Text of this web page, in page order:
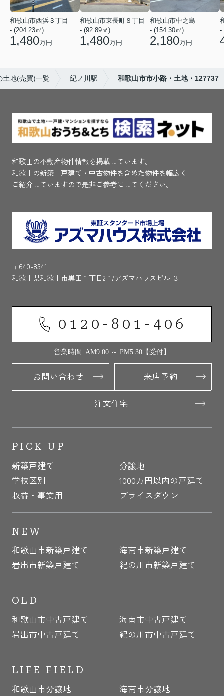
和歌山市西浜３丁目
- (204.23㎡)
1,480万円
和歌山市東長町８丁目
- (92.89㎡)
1,480万円
和歌山市中之島
- (154.30㎡)
2,180万円
-
土地(売買)一覧 紀ノ川駅 和歌山市市小路・土地・127737
和歌山の不動産物件情報を掲載しています。
和歌山の新築一戸建て・中古物件を含めた物件を幅広く
ご紹介していますので是非ご参考にしてください。
〒640-8341
和歌山県和歌山市黒田１丁目2-17アズマハウスビル ３F
0120-801-406
営業時間 AM9:00 ～ PM5:30【受付】
お問い合わせ 来店予約
注文住宅
PICK UP
新築戸建て
分譲地
学校区別
1000万円以内の戸建て
収益・事業用
プライスダウン
NEW
和歌山市新築戸建て
海南市新築戸建て
岩出市新築戸建て
紀の川市新築戸建て
OLD
和歌山市中古戸建て
海南市中古戸建て
岩出市中古戸建て
紀の川市中古戸建て
LIFE FIELD
和歌山市分譲地
海南市分譲地